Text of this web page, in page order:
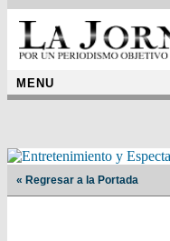
MENU
« Regresar a la Portada